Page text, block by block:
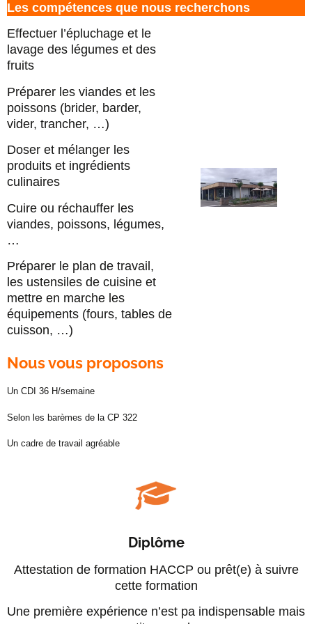
Les compétences que nous recherchons
Effectuer l’épluchage et le
lavage des légumes et des
fruits
Préparer les viandes et les
poissons (brider, barder,
vider, trancher, …)
Doser et mélanger les
produits et ingrédients
culinaires
Cuire ou réchauffer les
viandes, poissons, légumes,
…
Préparer le plan de travail,
les ustensiles de cuisine et
mettre en marche les
équipements (fours, tables de
cuisson, …)
Nous vous proposons
Un CDI 36 H/semaine
Selon les barèmes de la CP 322
Un cadre de travail agréable
Diplôme
Attestation de formation HACCP ou prêt(e) à suivre
cette formation
Une première expérience n’est pa indispensable mais